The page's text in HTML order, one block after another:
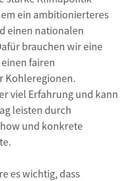
ein ambitionierteres
einen nationalen
brauchen wir eine
fairen
Kohleregionen.
viel Erfahrung und kann
leisten durch
und konkrete
es wichtig, dass